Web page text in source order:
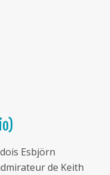
Esbjörn
de Keith